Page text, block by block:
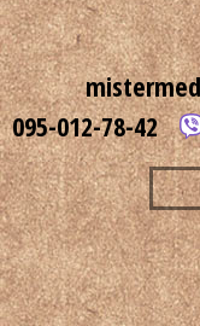
095-012-78-42